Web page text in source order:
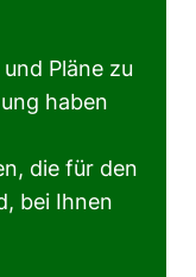
Pläne zu
haben
die für den
bei Ihnen